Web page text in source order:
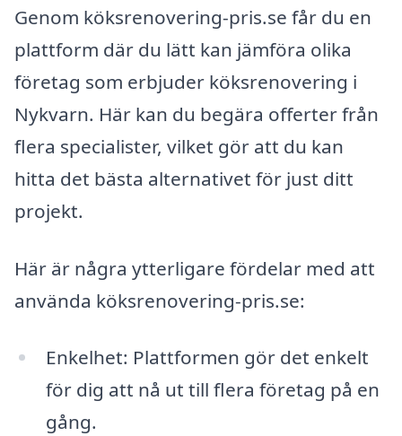
Genom köksrenovering-pris.se får du en
plattform där du lätt kan jämföra olika
företag som erbjuder köksrenovering i
Nykvarn. Här kan du begära offerter från
flera specialister, vilket gör att du kan
hitta det bästa alternativet för just ditt
projekt.
Här är några ytterligare fördelar med att
använda köksrenovering-pris.se:
Enkelhet: Plattformen gör det enkelt
för dig att nå ut till flera företag på en
gång.